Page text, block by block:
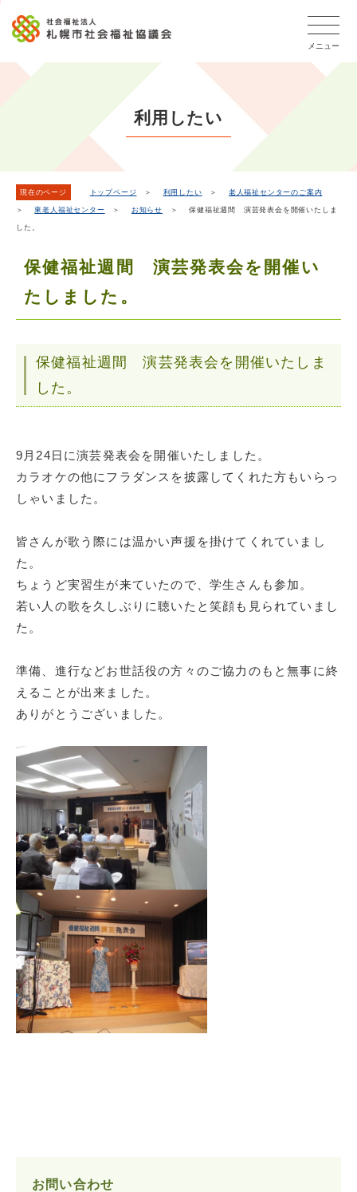
文
メニュー
か
利用したい
現在のページ トップページ ＞ 利用したい ＞ 老人福祉センターのご案内
＞東老人福祉センター ＞ お知らせ ＞ 保健福祉週間 演芸発表会を開催いたしま
した。
保健福祉週間 演芸発表会を開催い
たしました。
保健福祉週間 演芸発表会を開催いたしま
した。
9月24日に演芸発表会を開催いたしました。
カラオケの他にフラダンスを披露してくれた方もいらっ
しゃいました。
皆さんが歌う際には温かい声援を掛けてくれていまし
た。
ちょうど実習生が来ていたので、学生さんも参加。
若い人の歌を久しぶりに聴いたと笑顔も見られていまし
た。
準備、進行などお世話役の方々のご協力のもと無事に終
えることが出来ました。
ありがとうございました。
お問い合わせ
こ
フ
タ
こ